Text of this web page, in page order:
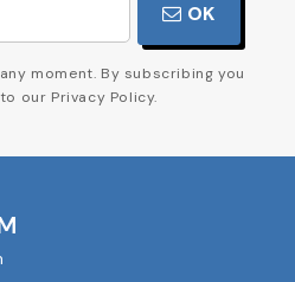
OK
moment. By subscribing you
our Privacy Policy.